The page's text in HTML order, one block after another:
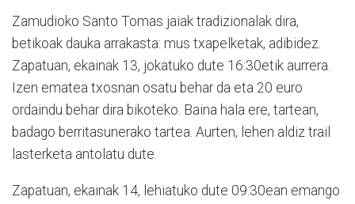
Zamudioko Santo Tomas jaiak tradizionalak dira,
betikoak dauka arrakasta: mus txapelketak, adibidez.
Zapatuan, ekainak 13, jokatuko dute 16:30etik aurrera.
Izen ematea txosnan osatu behar da eta 20 euro
ordaindu behar dira bikoteko. Baina hala ere, tartean,
badago berritasunerako tartea. Aurten, lehen aldiz trail
lasterketa antolatu dute.
Zapatuan, ekainak 14, lehiatuko dute 09:30ean emango